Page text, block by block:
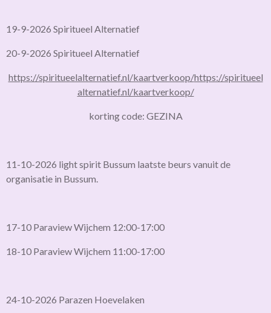
19-9-2026 Spiritueel Alternatief
20-9-2026 Spiritueel Alternatief
https://spiritueelalternatief.nl/kaartverkoop/https://spiritueel
alternatief.nl/kaartverkoop/
korting code: GEZINA
11-10-2026 light spirit Bussum laatste beurs vanuit de
organisatie in Bussum.
17-10 Paraview Wijchem 12:00-17:00
18-10 Paraview Wijchem 11:00-17:00
24-10-2026 Parazen Hoevelaken